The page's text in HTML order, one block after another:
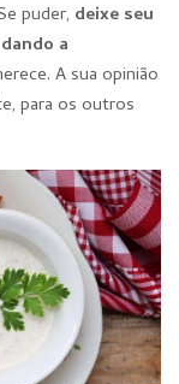
puder, deixe seu
a
A sua opinião
para os outros